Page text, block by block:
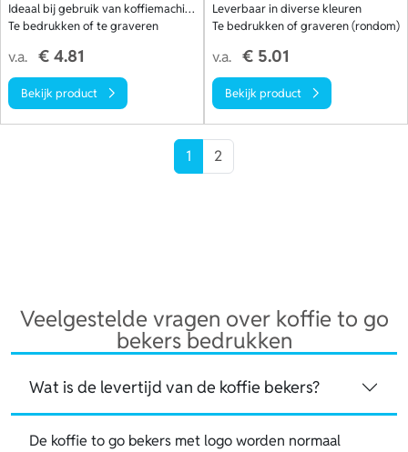
Ideaal bij gebruik van koffiemachine
Te bedrukken of te graveren
v.a. € 4.81
Bekijk product
Leverbaar in diverse kleuren
Te bedrukken of graveren (rondom)
v.a. € 5.01
Bekijk product
1 2
Veelgestelde vragen over koffie to go
bekers bedrukken
Wat is de levertijd van de koffie bekers?
De koffie to go bekers met logo worden normaal